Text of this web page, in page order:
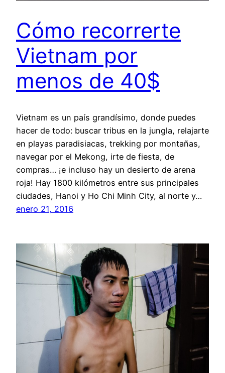
Cómo recorrerte
Vietnam por
menos de 40$
Vietnam es un país grandísimo, donde puedes
hacer de todo: buscar tribus en la jungla, relajarte
en playas paradisiacas, trekking por montañas,
navegar por el Mekong, irte de fiesta, de
compras… ¡e incluso hay un desierto de arena
roja! Hay 1800 kilómetros entre sus principales
ciudades, Hanoi y Ho Chi Minh City, al norte y…
enero 21, 2016